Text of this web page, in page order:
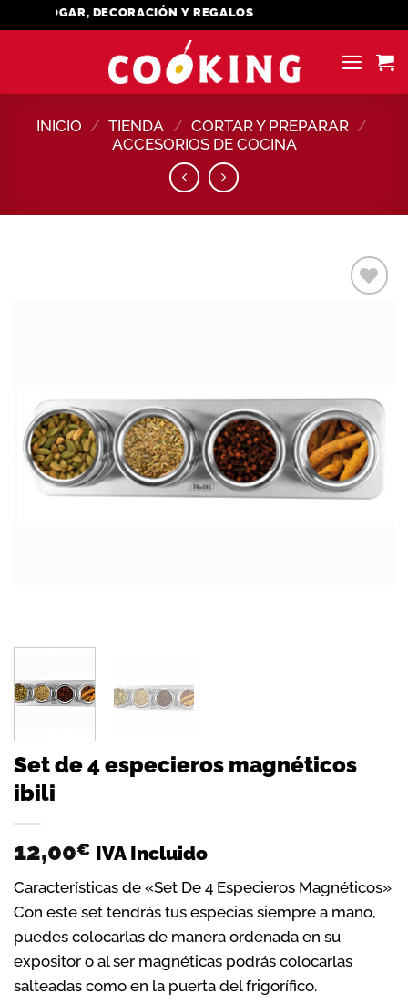
al
HOGAR, DECORACIÓN Y REGALOS
INICIO / TIENDA / CORTAR Y PREPARAR /
ACCESORIOS DE COCINA
Set de 4 especieros magnéticos
ibili
12,00€ IVA Incluido
Características de «Set De 4 Especieros Magnéticos»
Con este set tendrás tus especias siempre a mano,
puedes colocarlas de manera ordenada en su
expositor o al ser magnéticas podrás colocarlas
salteadas como en la puerta del frigorífico.